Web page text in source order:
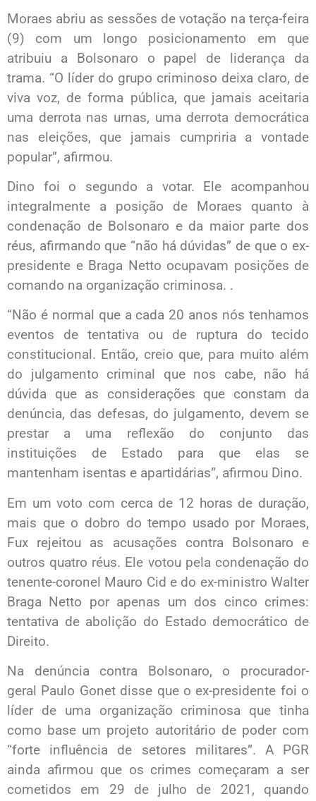
Moraes abriu as sessões de votação na terça-feira
(9) com um longo posicionamento em que
atribuiu a Bolsonaro o papel de liderança da
trama. “O líder do grupo criminoso deixa claro, de
viva voz, de forma pública, que jamais aceitaria
uma derrota nas urnas, uma derrota democrática
nas eleições, que jamais cumpriria a vontade
popular”, afirmou.
Dino foi o segundo a votar. Ele acompanhou
integralmente a posição de Moraes quanto à
condenação de Bolsonaro e da maior parte dos
réus, afirmando que “não há dúvidas” de que o ex-
presidente e Braga Netto ocupavam posições de
comando na organização criminosa. .
“Não é normal que a cada 20 anos nós tenhamos
eventos de tentativa ou de ruptura do tecido
constitucional. Então, creio que, para muito além
do julgamento criminal que nos cabe, não há
dúvida que as considerações que constam da
denúncia, das defesas, do julgamento, devem se
prestar a uma reflexão do conjunto das
instituições de Estado para que elas se
mantenham isentas e apartidárias”, afirmou Dino.
Em um voto com cerca de 12 horas de duração,
mais que o dobro do tempo usado por Moraes,
Fux rejeitou as acusações contra Bolsonaro e
outros quatro réus. Ele votou pela condenação do
tenente-coronel Mauro Cid e do ex-ministro Walter
Braga Netto por apenas um dos cinco crimes:
tentativa de abolição do Estado democrático de
Direito.
Na denúncia contra Bolsonaro, o procurador-
geral Paulo Gonet disse que o ex-presidente foi o
líder de uma organização criminosa que tinha
como base um projeto autoritário de poder com
“forte influência de setores militares”. A PGR
ainda afirmou que os crimes começaram a ser
cometidos em 29 de julho de 2021, quando